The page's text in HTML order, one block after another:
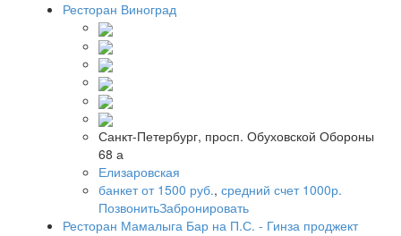
Ресторан Виноград
Санкт-Петербург, просп. Обуховской Обороны
68 а
Елизаровская
банкет от 1500 руб., средний счет 1000р.
ПозвонитьЗабронировать
Ресторан Мамалыга Бар на П.С. - Гинза проджект